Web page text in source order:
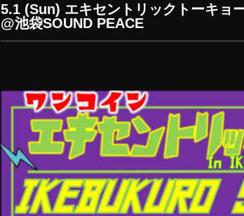
5.1 (Sun) エキセントリックトーキョ
@池袋SOUND PEACE